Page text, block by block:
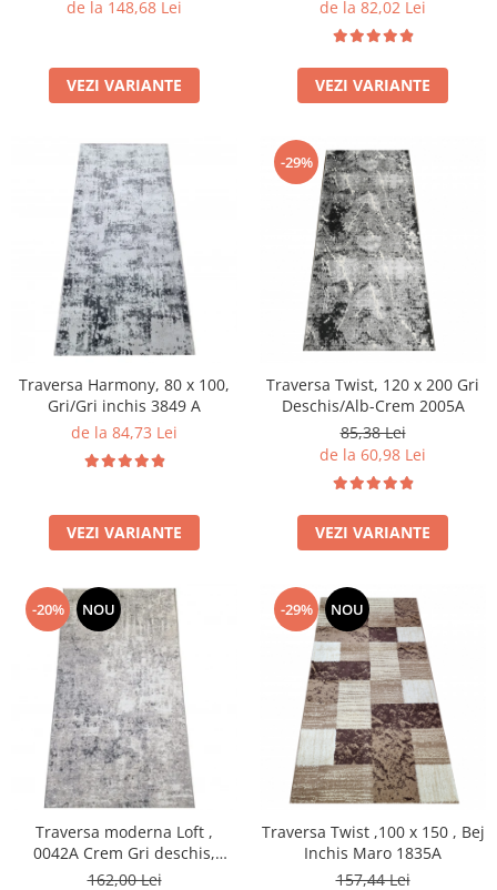
de la 148,68 Lei
VEZI VARIANTE
de la 82,02 Lei
VEZI VARIANTE
Traversa Harmony, 80 x 100,
Gri/Gri inchis 3849 A
de la 84,73 Lei
VEZI VARIANTE
-29%
Traversa Twist, 120 x 200 Gri
Deschis/Alb-Crem 2005A
85,38 Lei
de la 60,98 Lei
VEZI VARIANTE
-20% NOU
Traversa moderna Loft ,
0042A Crem Gri deschis,
A.Gri, Living, Dormitor, Hol
162,00 Lei
-29% NOU
Traversa Twist ,100 x 150 , Bej
Inchis Maro 1835A
157,44 Lei